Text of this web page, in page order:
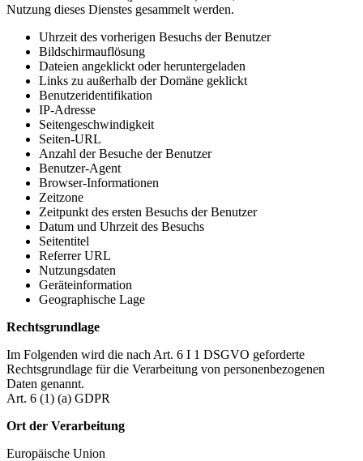
Nutzung dieses Dienstes gesammelt werden.
Uhrzeit des vorherigen Besuchs der Benutzer
Bildschirmauflösung
Dateien angeklickt oder heruntergeladen
Links zu außerhalb der Domäne geklickt
Benutzeridentifikation
IP-Adresse
Seitengeschwindigkeit
Seiten-URL
Anzahl der Besuche der Benutzer
Benutzer-Agent
Browser-Informationen
Zeitzone
Zeitpunkt des ersten Besuchs der Benutzer
Datum und Uhrzeit des Besuchs
Seitentitel
Referrer URL
Nutzungsdaten
Geräteinformation
Geographische Lage
Rechtsgrundlage
Im Folgenden wird die nach Art. 6 I 1 DSGVO geforderte
Rechtsgrundlage für die Verarbeitung von personenbezogenen
Daten genannt.
Art. 6 (1) (a) GDPR
Ort der Verarbeitung
Europäische Union